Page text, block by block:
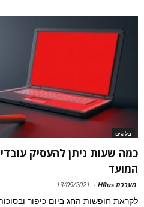
בלוגים
כמה שעות ניתן להעסיק
המועד
מערכת HRus -
13/09/2021
לקראת חופשות החג ביום כיפור